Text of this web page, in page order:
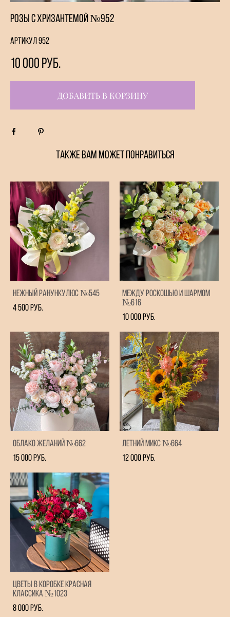
Розы с хризантемой №952
Артикул 952
10 000 pуб.
ДОБАВИТЬ В КОРЗИНУ
ТАКЖЕ ВАМ МОЖЕТ ПОНРАВИТЬСЯ
Нежный ранункулюс №545
4 500 pуб.
Между роскошью и шармом
№616
10 000 pуб.
Облако желаний №662
15 000 pуб.
Летний микс №664
12 000 pуб.
Цветы в коробке красная
Классика №1023
8 000 pуб.